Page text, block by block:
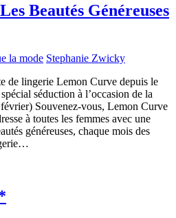
Beautés Généreuses
la mode Stephanie Zwicky
de lingerie Lemon Curve depuis le
séduction à l’occasion de la
Souvenez-vous, Lemon Curve
à toutes les femmes avec une
généreuses, chaque mois des